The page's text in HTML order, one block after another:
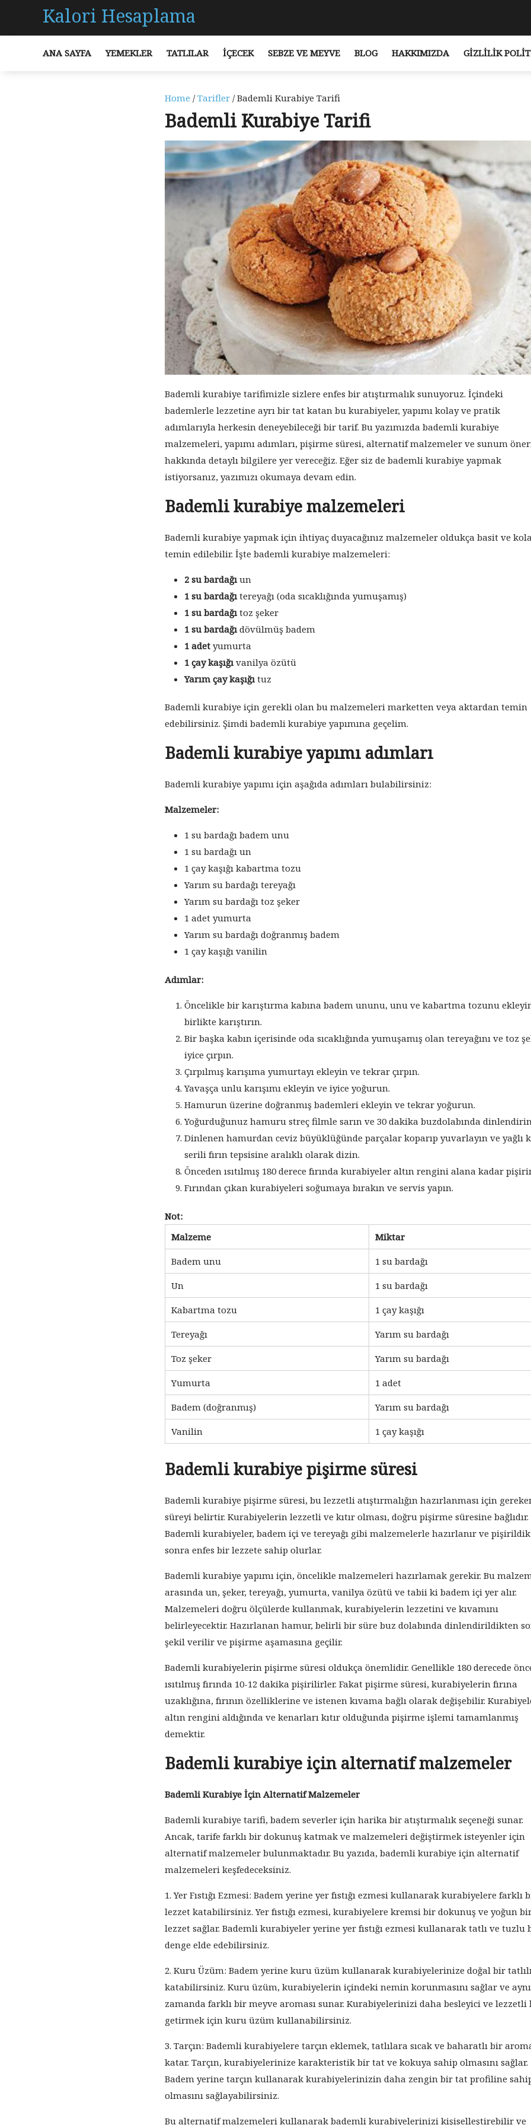
Kalori Hesaplama
ANA SAYFA YEMEKLER TATLILAR İÇECEK SEBZE VE MEYVE BLOG HAKKIMIZDA GIZLILIK
Home /Tarifler / Bademli Kurabiye Tarifi
Bademli Kurabiye Tarifi
Bademli kurabiye tarifimizle sizlere enfes bir atıştırmalık sunuyoruz. İçindeki
bademlerle lezzetine ayrı bir tat katan bu kurabiyeler, yapımı kolay ve pratik
adımlarıyla herkesin deneyebileceği bir tarif. Bu yazımızda bademli kurabiye
malzemeleri, yapımı adımları, pişirme süresi, alternatif malzemeler ve sunum
hakkında detaylı bilgilere yer vereceğiz. Eğer siz de bademli kurabiye yapmak
istiyorsanız, yazımızı okumaya devam edin.
Bademli kurabiye malzemeleri
Bademli kurabiye yapmak için ihtiyaç duyacağınız malzemeler oldukça basit ve
temin edilebilir. İşte bademli kurabiye malzemeleri:
2 su bardağıun
1 su bardağıtereyağı (oda sıcaklığında yumuşamış)
1 su bardağıtoz şeker
1 su bardağıdövülmüş badem
1 adetyumurta
1 çay kaşığıvanilya özütü
Yarım çay kaşığıtuz
Bademli kurabiye için gerekli olan bu malzemeleri marketten veya aktardan temin
edebilirsiniz. Şimdi bademli kurabiye yapımına geçelim.
Bademli kurabiye yapımı adımları
Bademli kurabiye yapımı için aşağıda adımları bulabilirsiniz:
Malzemeler:
1 su bardağı badem unu
1 su bardağı un
1 çay kaşığı kabartma tozu
Yarım su bardağı tereyağı
Yarım su bardağı toz şeker
1 adet yumurta
Yarım su bardağı doğranmış badem
1 çay kaşığı vanilin
Adımlar:
Öncelikle bir karıştırma kabına badem ununu, unu ve kabartma tozunu
birlikte karıştırın.
Bir başka kabın içerisinde oda sıcaklığında yumuşamış olan tereyağını ve toz
iyice çırpın.
Çırpılmış karışıma yumurtayı ekleyin ve tekrar çırpın.
Yavaşça unlu karışımı ekleyin ve iyice yoğurun.
Hamurun üzerine doğranmış bademleri ekleyin ve tekrar yoğurun.
Yoğurduğunuz hamuru streç filmle sarın ve 30 dakika buzdolabında
Dinlenen hamurdan ceviz büyüklüğünde parçalar koparıp yuvarlayın ve yağlı
serili fırın tepsisine aralıklı olarak dizin.
Önceden ısıtılmış 180 derece fırında kurabiyeler altın rengini alana kadar
Fırından çıkan kurabiyeleri soğumaya bırakın ve servis yapın.
Not:
Malzeme
Miktar
Badem unu 1 su bardağı
Un 1 su bardağı
Kabartma tozu 1 çay kaşığı
Tereyağı Yarım su bardağı
Toz şeker Yarım su bardağı
Yumurta 1 adet
Badem (doğranmış) Yarım su bardağı
Vanilin 1 çay kaşığı
Bademli kurabiye pişirme süresi
Bademli kurabiye pişirme süresi, bu lezzetli atıştırmalığın hazırlanması için
süreyi belirtir. Kurabiyelerin lezzetli ve kıtır olması, doğru pişirme süresine bağlıdır.
Bademli kurabiyeler, badem içi ve tereyağı gibi malzemelerle hazırlanır ve
sonra enfes bir lezzete sahip olurlar.
Bademli kurabiye yapımı için, öncelikle malzemeleri hazırlamak gerekir. Bu
arasında un, şeker, tereyağı, yumurta, vanilya özütü ve tabii ki badem içi yer alır.
Malzemeleri doğru ölçülerde kullanmak, kurabiyelerin lezzetini ve kıvamını
belirleyecektir. Hazırlanan hamur, belirli bir süre buz dolabında dinlendirildikten
şekil verilir ve pişirme aşamasına geçilir.
Bademli kurabiyelerin pişirme süresi oldukça önemlidir. Genellikle 180 derecede
ısıtılmış fırında 10-12 dakika pişirilirler. Fakat pişirme süresi, kurabiyelerin fırına
uzaklığına, fırının özelliklerine ve istenen kıvama bağlı olarak değişebilir.
altın rengini aldığında ve kenarları kıtır olduğunda pişirme işlemi tamamlanmış
demektir.
Bademli kurabiye için alternatif malzemeler
Bademli Kurabiye İçin Alternatif Malzemeler
Bademli kurabiye tarifi, badem severler için harika bir atıştırmalık seçeneği sunar.
Ancak, tarife farklı bir dokunuş katmak ve malzemeleri değiştirmek isteyenler için
alternatif malzemeler bulunmaktadır. Bu yazıda, bademli kurabiye için alternatif
malzemeleri keşfedeceksiniz.
1. Yer Fıstığı Ezmesi: Badem yerine yer fıstığı ezmesi kullanarak kurabiyelere farklı
lezzet katabilirsiniz. Yer fıstığı ezmesi, kurabiyelere kremsi bir dokunuş ve yoğun
lezzet sağlar. Bademli kurabiyeler yerine yer fıstığı ezmesi kullanarak tatlı ve tuzlu
denge elde edebilirsiniz.
2. Kuru Üzüm: Badem yerine kuru üzüm kullanarak kurabiyelerinize doğal bir
katabilirsiniz. Kuru üzüm, kurabiyelerin içindeki nemin korunmasını sağlar ve aynı
zamanda farklı bir meyve aroması sunar. Kurabiyelerinizi daha besleyici ve lezzetli
getirmek için kuru üzüm kullanabilirsiniz.
3. Tarçın: Bademli kurabiyelere tarçın eklemek, tatlılara sıcak ve baharatlı bir
katar. Tarçın, kurabiyelerinize karakteristik bir tat ve kokuya sahip olmasını sağlar.
Badem yerine tarçın kullanarak kurabiyelerinizin daha zengin bir tat profiline
olmasını sağlayabilirsiniz.
Bu alternatif malzemeleri kullanarak bademli kurabiyelerinizi kişiselleştirebilir ve